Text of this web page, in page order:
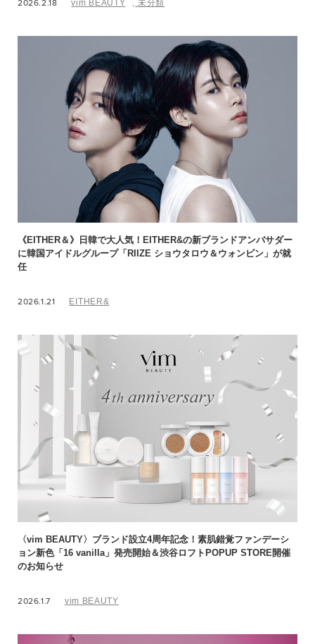
2026.2.18 vim BEAUTY , 未分類
《EITHER＆》日韓で大人気！EITHER&の新ブランドアンバサダー
に韓国アイドルグループ「RIIZE ショウタロウ＆ウォンビン」が就
任
2026.1.21 EITHER&
〈vim BEAUTY〉ブランド設立4周年記念！素肌錯覚ファンデーシ
ョン新色「16 vanilla」発売開始＆渋谷ロフトPOPUP STORE開催
のお知らせ
2026.1.7 vim BEAUTY